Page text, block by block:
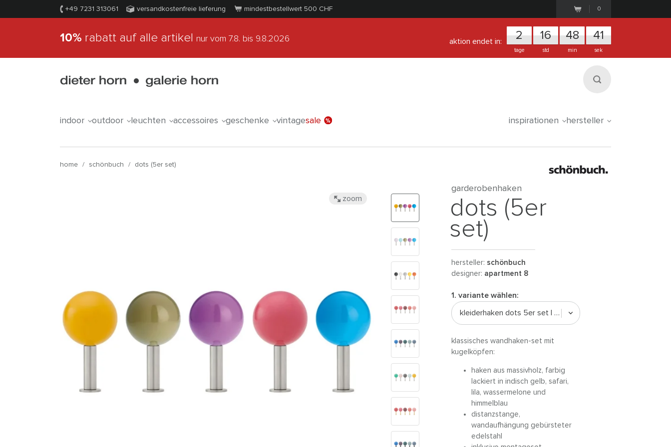
+49 7231 313061 versandkostenfreie lieferung mindestbestellwert 500 CHF 0
10% rabatt auf alle artikel nur vom 7.8. bis 9.8.2026 aktion endet in: 2
tage
16
std
48
min
41
sek
indoor outdoor leuchten accessoires geschenke vintagesale inspirationen hersteller
home / schönbuch / dots (5er set)
zoom
garderobenhaken
dots (5er
set)
hersteller: schönbuch
designer: apartment 8
1. variante wählen:
kleiderhaken dots 5er set | favorites / edelstahl
klassisches wandhaken-set mit
kugelköpfen:
haken aus massivholz, farbig
lackiert in indisch gelb, safari,
lila, wassermelone und
himmelblau
distanzstange,
wandaufhängung gebürsteter
edelstahl